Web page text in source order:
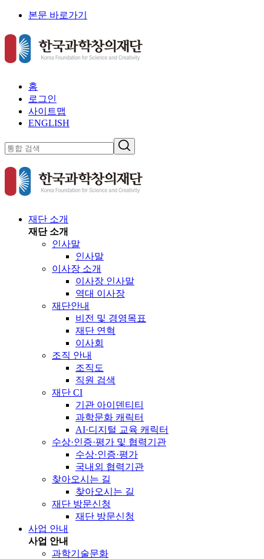
본문 바로가기
홈
로그인
사이트맵
ENGLISH
재단 소개
재단 소개
인사말
인사말
이사장 소개
이사장 인사말
역대 이사장
재단안내
비전 및 경영목표
재단 연혁
이사회
조직 안내
조직도
직원 검색
재단 CI
기관 아이덴티티
과학문화 캐릭터
AI·디지털 교육 캐릭터
수상·인증·평가 및 협력기관
수상·인증·평가
국내외 협력기관
찾아오시는 길
찾아오시는 길
재단 방문신청
재단 방문신청
사업 안내
사업 안내
과학기술문화